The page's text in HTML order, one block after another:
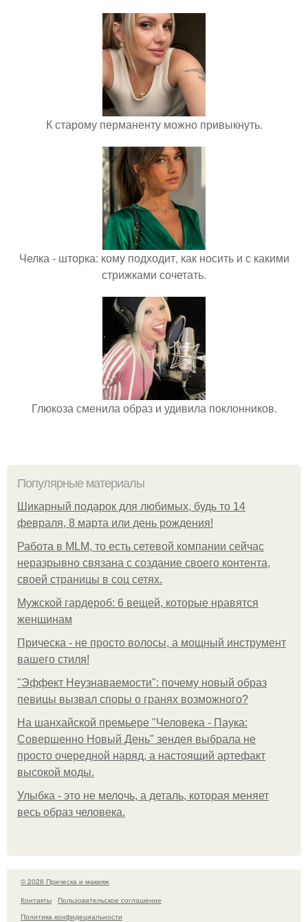
К старому перманенту можно привыкнуть.
Челка - шторка: кому подходит, как носить и с какими
стрижками сочетать.
Глюкоза сменила образ и удивила поклонников.
Популярные материалы
Шикарный подарок для любимых, будь то 14
февраля, 8 марта или день рождения!
Работа в MLM, то есть сетевой компании сейчас
неразрывно связана с создание своего контента,
своей страницы в соц сетях.
Мужской гардероб: 6 вещей, которые нравятся
женщинам
Прическа - не просто волосы, а мощный инструмент
вашего стиля!
"Эффект Неузнаваемости": почему новый образ
певицы вызвал споры о гранях возможного?
На шанхайской премьере "Человека - Паука:
Совершенно Новый День" зендея выбрала не
просто очередной наряд, а настоящий артефакт
высокой моды.
Улыбка - это не мелочь, а деталь, которая меняет
весь образ человека.
© 2026 Прическа и макияж
Контакты
Пользовательское соглашение
Политика конфидециальности